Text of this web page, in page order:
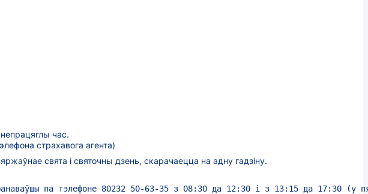
час.
страхавога агента)
свята і святочны дзень, скарачаецца на адну гадзіну.
па тэлефоне 80232 50-63-35 з 08:30 да 12:30 і з 13:15 да 17:30 (у